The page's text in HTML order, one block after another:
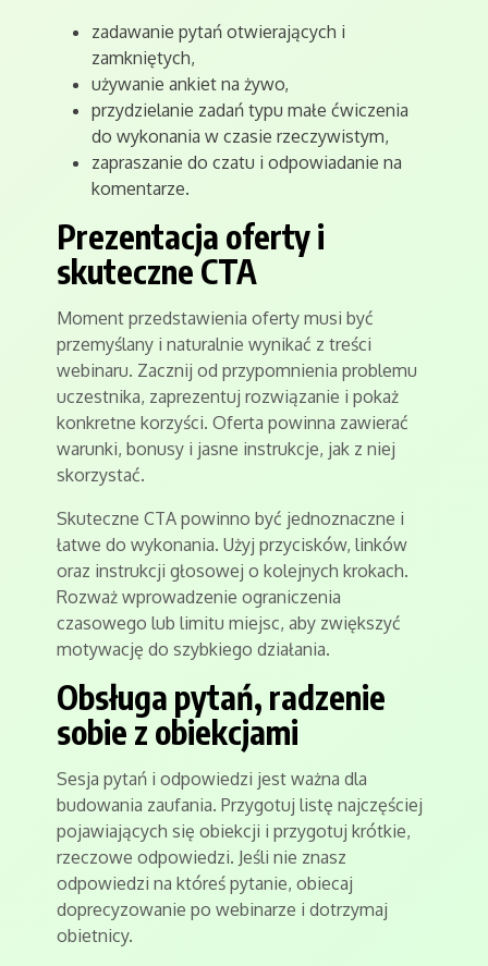
zadawanie pytań otwierających i
zamkniętych,
używanie ankiet na żywo,
przydzielanie zadań typu małe ćwiczenia
do wykonania w czasie rzeczywistym,
zapraszanie do czatu i odpowiadanie na
komentarze.
Prezentacja oferty i
skuteczne CTA
Moment przedstawienia oferty musi być
przemyślany i naturalnie wynikać z treści
webinaru. Zacznij od przypomnienia problemu
uczestnika, zaprezentuj rozwiązanie i pokaż
konkretne korzyści. Oferta powinna zawierać
warunki, bonusy i jasne instrukcje, jak z niej
skorzystać.
Skuteczne CTA powinno być jednoznaczne i
łatwe do wykonania. Użyj przycisków, linków
oraz instrukcji głosowej o kolejnych krokach.
Rozważ wprowadzenie ograniczenia
czasowego lub limitu miejsc, aby zwiększyć
motywację do szybkiego działania.
Obsługa pytań, radzenie
sobie z obiekcjami
Sesja pytań i odpowiedzi jest ważna dla
budowania zaufania. Przygotuj listę najczęściej
pojawiających się obiekcji i przygotuj krótkie,
rzeczowe odpowiedzi. Jeśli nie znasz
odpowiedzi na któreś pytanie, obiecaj
doprecyzowanie po webinarze i dotrzymaj
obietnicy.